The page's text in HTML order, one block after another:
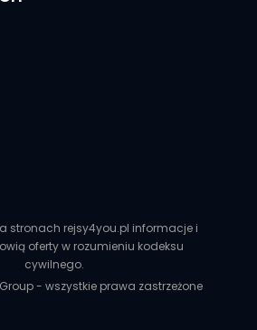
stronach rejsy4you.pl informacje i
oferty w rozumieniu kodeksu
cywilnego.
- wszystkie prawa zastrzeżone